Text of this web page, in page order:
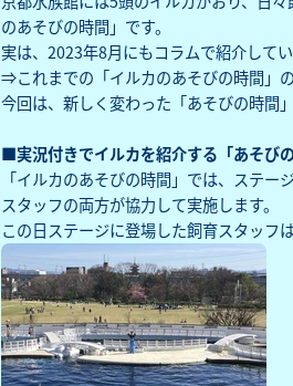
のあそびの時間」です。
実は、2023年8月にもコラムで紹介して
⇒これまでの「イルカのあそびの時間」
今回は、新しく変わった「あそびの時間
■実況付きでイルカを紹介する「あそびの
「イルカのあそびの時間」では、ステ
スタッフの両方が協力して実施します。
この日ステージに登場した飼育スタッフ